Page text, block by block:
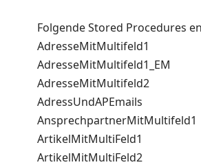
Folgende Stored Procedures
AdresseMitMultifeld1
AdresseMitMultifeld1_EM
AdresseMitMultifeld2
AdressUndAPEmails
AnsprechpartnerMitMultifeld1
ArtikelMitMultiFeld1
ArtikelMitMultiFeld2